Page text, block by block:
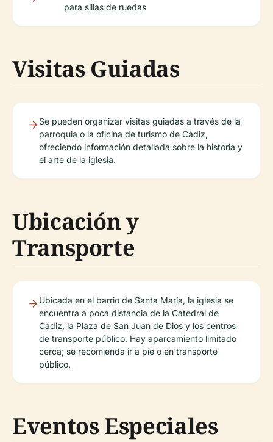
para sillas de ruedas
Visitas Guiadas
Se pueden organizar visitas guiadas a través de la
parroquia o la oficina de turismo de Cádiz,
ofreciendo información detallada sobre la historia y
el arte de la iglesia.
Ubicación y
Transporte
Ubicada en el barrio de Santa María, la iglesia se
encuentra a poca distancia de la Catedral de
Cádiz, la Plaza de San Juan de Dios y los centros
de transporte público. Hay aparcamiento limitado
cerca; se recomienda ir a pie o en transporte
público.
Eventos Especiales